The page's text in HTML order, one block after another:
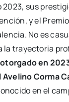
2023, sus
y el
No es
la tra­yec­to­ria
en
Cor­ma
en el